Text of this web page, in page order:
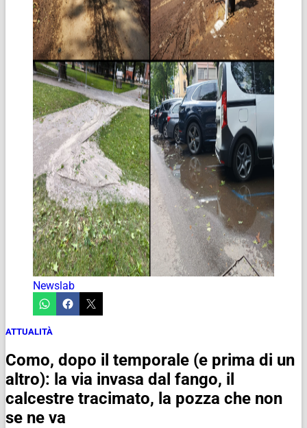
Newslab
ATTUALITÀ
Como, dopo il temporale (e prima di un
altro): la via invasa dal fango, il
calcestre tracimato, la pozza che non
se ne va